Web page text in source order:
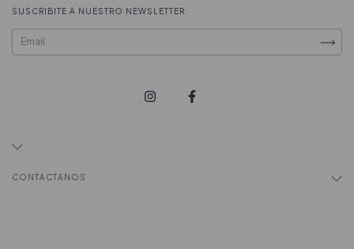
SUSCRIBITE A NUESTRO NEWSLETTER
CONTACTANOS